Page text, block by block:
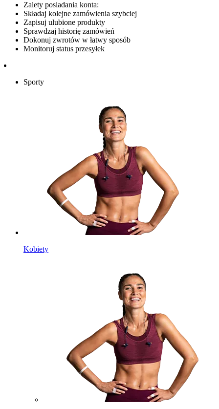
Zalety posiadania konta:
Składaj kolejne zamówienia szybciej
Zapisuj ulubione produkty
Sprawdzaj historię zamówień
Dokonuj zwrotów w łatwy sposób
Monitoruj status przesyłek
Sporty
Kobiety